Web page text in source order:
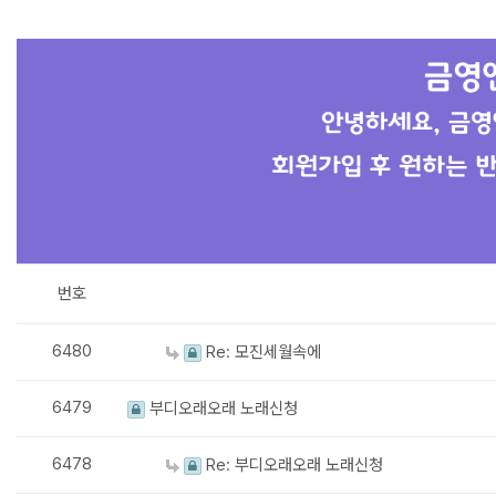
번호
6480 Re: 모진세월속에
6479 부디오래오래 노래신청
6478 Re: 부디오래오래 노래신청